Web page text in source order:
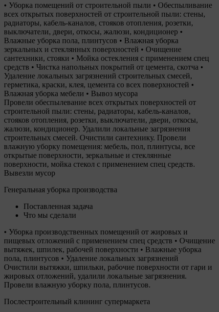
• Уборка помещений от строительной пыли • Обеспыливание
всех открытых поверхностей от строительной пыли: стены,
радиаторы, кабель-каналов, стояков отопления, розетки,
выключатели, двери, откосы, жалюзи, кондиционер •
Влажные уборка пола, плинтусов • Влажная уборка
зеркальных и стеклянных поверхностей • Очищение
сантехники, стояки • Мойка остекления с применением спец
средств • Чистка напольных покрытий от цемента, скотча •
Удаление локальных загрязнений строительных смесей,
герметика, краски, клея, цемента со всех поверхностей •
Влажная уборка мебели • Вывоз мусора
Провели обеспылевание всех открытых поверхностей от
строительной пыли: стены, радиаторы, кабель-каналов,
стояков отопления, розетки, выключатели, двери, откосы,
жалюзи, кондиционер. Удалили локальные загрязнения
строительных смесей. Очистили сантехнику. Провели
влажную уборку помещения: мебель, пол, плинтусы, все
открытые поверхности, зеркальные и стеклянные
поверхности, мойка стекол с применением спец средств.
Вывезли мусор
Генеральная уборка производства
Поставленная задача
Что мы сделали
• Уборка производственных помещений от жировых и
пищевых отложений с применением спец средств • Очищение
вытяжек, шпилек, рабочей поверхности • Влажные уборка
пола, плинтусов • Удаление локальных загрязнений
Очистили вытяжки, шпильки, рабочие поверхности от гари и
жировых отложений, удалили локальные загрязнения.
Провели влажную уборку пола, плинтусов.
Послестроительный клининг супермаркета